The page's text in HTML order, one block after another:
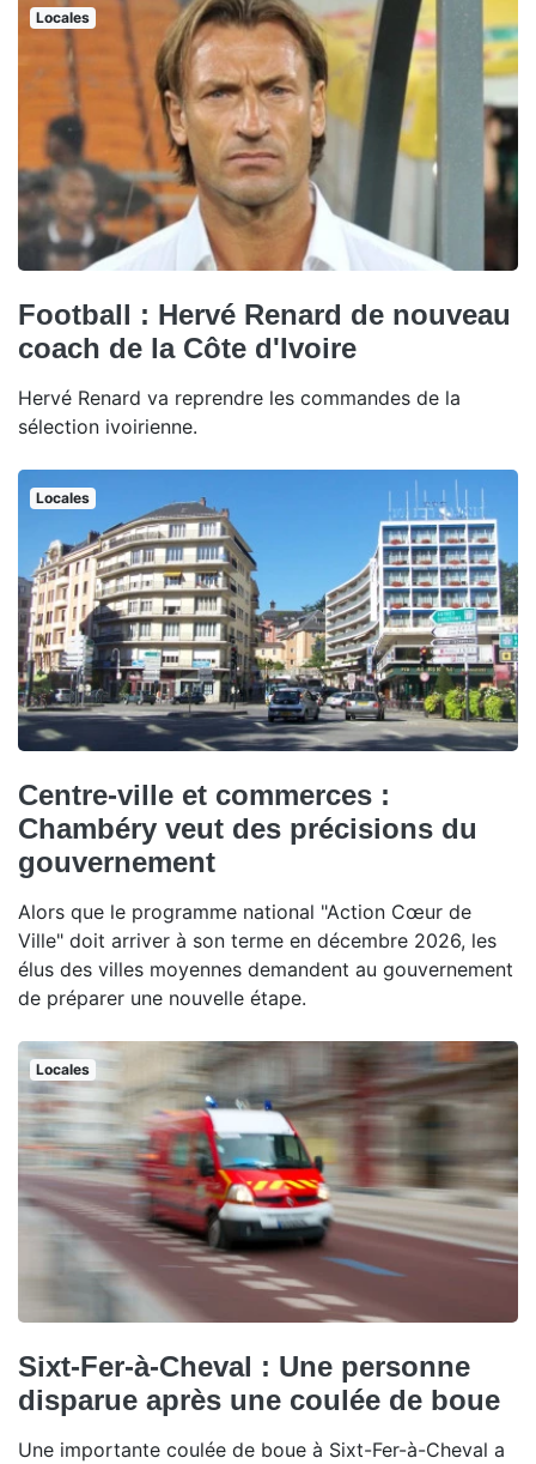
Locales
Football : Hervé Renard de nouveau
coach de la Côte d'Ivoire
Hervé Renard va reprendre les commandes de la
sélection ivoirienne.
Locales
Centre-ville et commerces :
Chambéry veut des précisions du
gouvernement
Alors que le programme national "Action Cœur de
Ville" doit arriver à son terme en décembre 2026, les
élus des villes moyennes demandent au gouvernement
de préparer une nouvelle étape.
Locales
Sixt-Fer-à-Cheval : Une personne
disparue après une coulée de boue
Une importante coulée de boue à Sixt-Fer-à-Cheval a